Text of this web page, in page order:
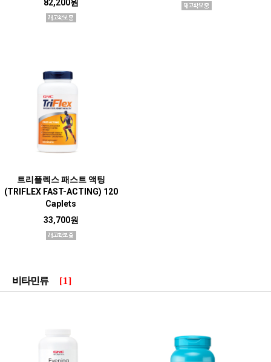
82,200원
트리플렉스 패스트 액팅
(TRIFLEX FAST-ACTING) 120
Caplets
33,700원
비타민류 [1]